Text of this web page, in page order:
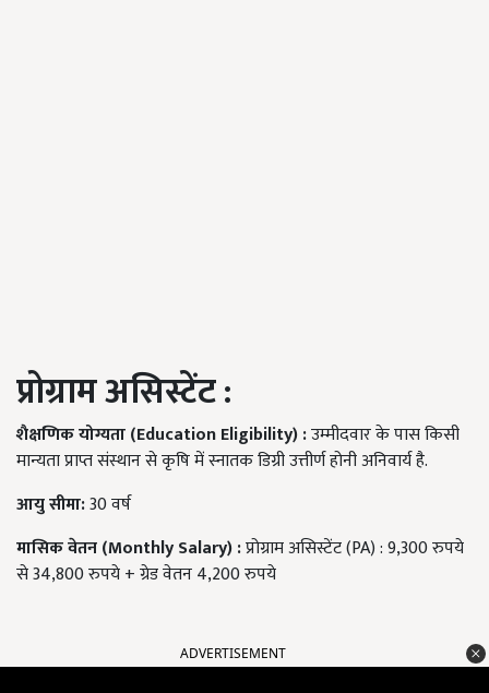
प्रोग्राम असिस्टेंट:
शैक्षणिक योग्यता (Education Eligibility) :उम्मीदवार के पास किसी
मान्यता प्राप्त संस्थान से कृषि में स्नातक डिग्री उत्तीर्ण होनी अनिवार्य है.
आयु सीमा:30 वर्ष
मासिक वेतन (Monthly Salary):प्रोग्राम असिस्टेंट (PA) : 9,300 रुपये
से 34,800 रुपये + ग्रेड वेतन 4,200 रुपये
ADVERTISEMENT